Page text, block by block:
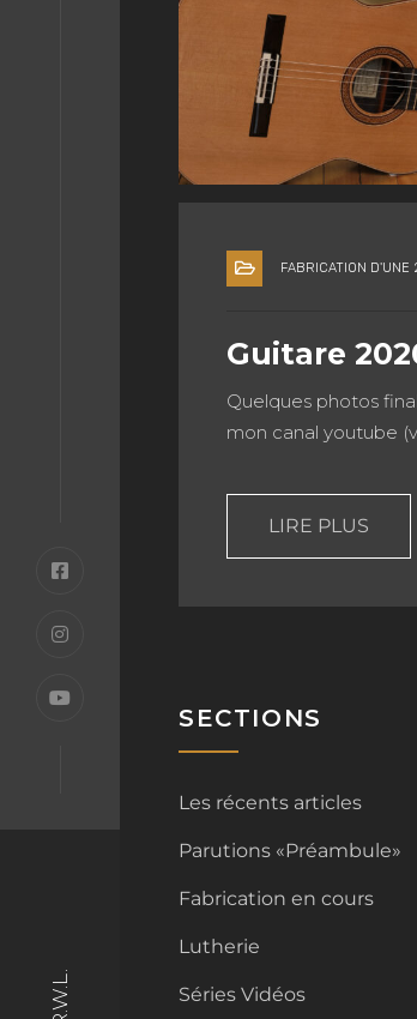
FABRICATION
Guitare
Quelques photos
mon canal youtube
LIRE PLUS
SECTIONS
Les récents articles
Parutions «Préambule»
Fabrication en cours
Lutherie
Séries Vidéos